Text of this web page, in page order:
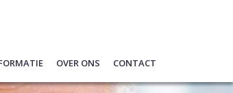
Over ons Contact